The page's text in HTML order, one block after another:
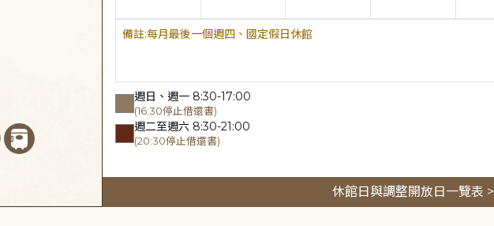
每月最後一個週四、國定假日休館
週日、週一 8:30-17:00
(16:30停止借還書)
週二至週六 8:30-21:00
(20:30停止借還書)
休館日與調整開放日一覽表 >